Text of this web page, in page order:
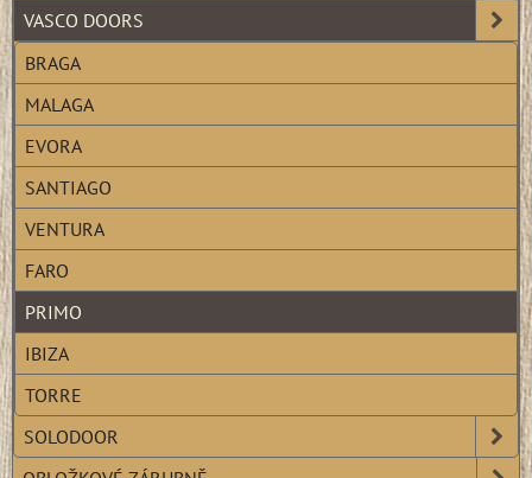
VASCO DOORS
BRAGA
MALAGA
EVORA
SANTIAGO
VENTURA
FARO
PRIMO
IBIZA
TORRE
SOLODOOR